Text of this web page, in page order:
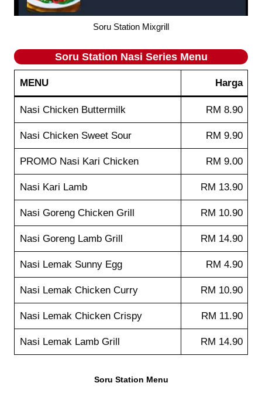
Soru Station Mixgrill
Soru Station Nasi Series Menu
MENU Harga
Nasi Chicken Buttermilk RM 8.90
Nasi Chicken Sweet Sour RM 9.90
PROMO Nasi Kari Chicken RM 9.00
Nasi Kari Lamb RM 13.90
Nasi Goreng Chicken Grill RM 10.90
Nasi Goreng Lamb Grill RM 14.90
Nasi Lemak Sunny Egg RM 4.90
Nasi Lemak Chicken Curry RM 10.90
Nasi Lemak Chicken Crispy RM 11.90
Nasi Lemak Lamb Grill RM 14.90
Soru Station Menu